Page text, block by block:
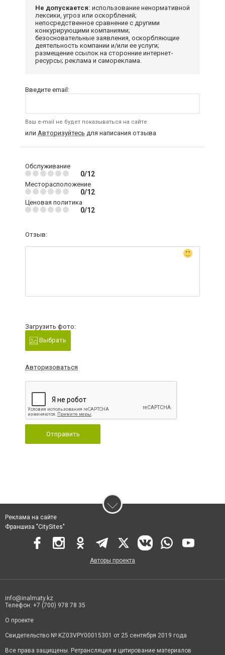
Не допускается: использование ненормативной
лексики, угроз или оскорблений;
непосредственное сравнение с другими
конкурирующими компаниями;
безосновательные заявления, оскорбляющие
деятельность компании и/или ее услуги;
размещение ссылок на сторонние интернет-
ресурсы; реклама и самореклама.
Введите email:
Ваш e-mail не будет показываться на сайте
или Авторизуйтесь для написания отзыва
Обслуживание
0/12
Месторасположение
0/12
Ценовая политика
0/12
Отзыв:
Загрузить фото:
Выбрать
Авторизоваться
Отправить
Реклама на сайте
Франшиза "CitySites"
Авторы проекта
info@inalmaty.kz
Телефон: +7 (700) 978 78 35
О проекте
Свидетельство № KZ03VPY00015301 от 25 сентября 2019 года
Все права защищены. Ретрансляция и цитирование материалов